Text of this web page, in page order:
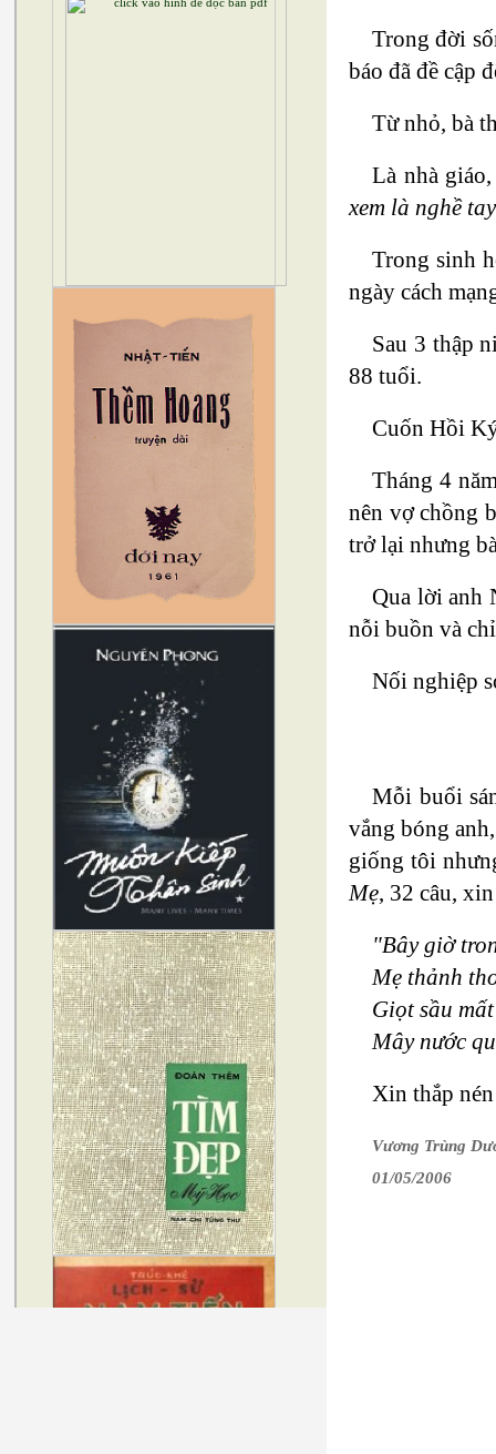
Trong đời
báo đã đề cập
Từ nhỏ, bà
Là nhà
xem là nghề
Trong sinh
ngày cách
Sau 3 thập
88 tuổi.
Cuốn Hồi
Tháng 4
nên vợ chồng
trở lại nhưng
Qua lời anh
nỗi buồn và
Nối nghiệp
Mỗi buổi
vắng bóng
giống tôi
Mẹ, 32 câu,
"Bây giờ
Mẹ thảnh
Giọt sầu
Mây nước
Xin thắp
Vương Trùng
01/05/2006